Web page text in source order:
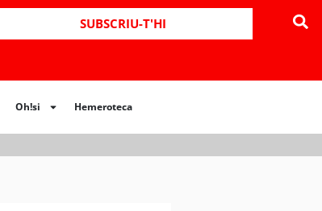
SUBSCRIU-T'HI
Oh!si Hemeroteca
Hemeroteca